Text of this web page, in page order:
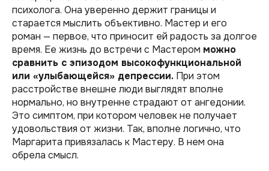
психолога. Она уверенно держит границы и
старается мыслить объективно. Мастер и его
роман — первое, что приносит ей радость за долгое
время. Ее жизнь до встречи с Мастером можно
сравнить с эпизодом высокофункциональной
или «улыбающейся» депрессии. При этом
расстройстве внешне люди выглядят вполне
нормально, но внутренне страдают от ангедонии.
Это симптом, при котором человек не получает
удовольствия от жизни. Так, вполне логично, что
Маргарита привязалась к Мастеру. В нем она
обрела смысл.